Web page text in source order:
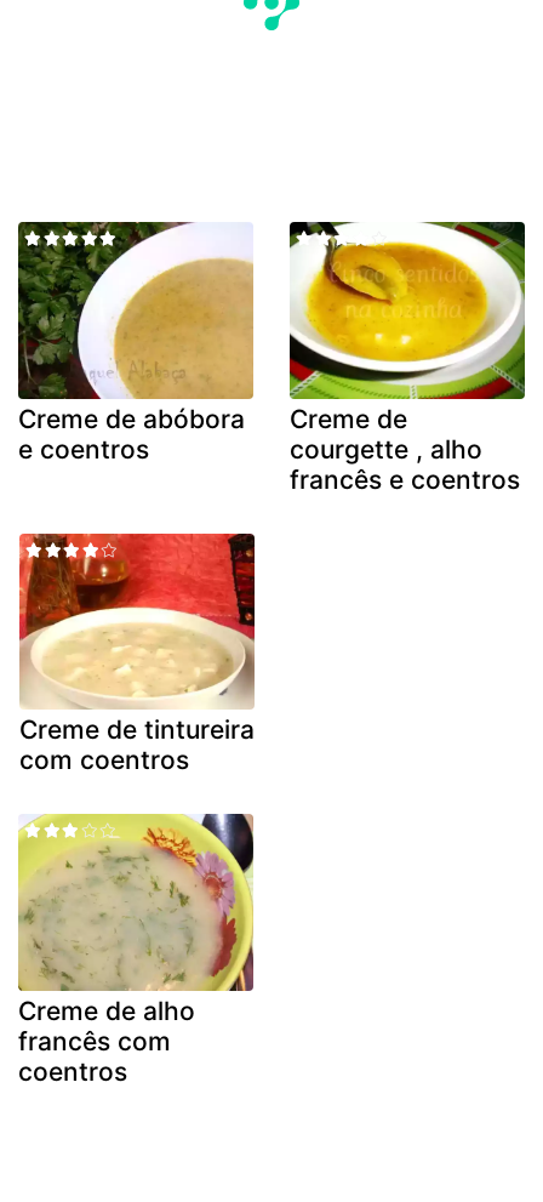
Creme de abóbora
e coentros
Creme de
courgette , alho
francês e coentros
Creme de tintureira
com coentros
Creme de alho
francês com
coentros